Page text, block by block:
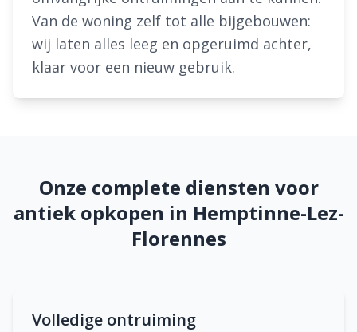
Van de woning zelf tot alle bijgebouwen:
wij laten alles leeg en opgeruimd achter,
klaar voor een nieuw gebruik.
Onze complete diensten voor
antiek opkopen in Hemptinne-Lez-
Florennes
Volledige ontruiming